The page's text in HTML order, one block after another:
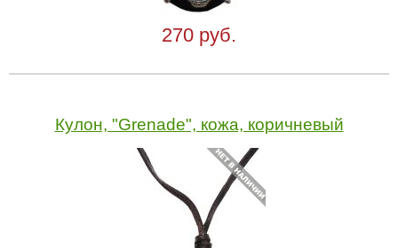
270 руб.
Кулон, "Grenade", кожа, коричневый